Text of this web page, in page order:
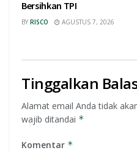
Bersihkan TPI
BY RISCO AGUSTUS 7, 2026
Tinggalkan
Alamat email Anda tidak
wajib ditandai *
Komentar *